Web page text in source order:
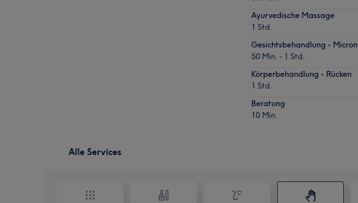
Ayurvedische Massage
1 Std.
Gesichtsbehandlung -
50 Min. - 1 Std.
Körperbehandlung - Rücken
1 Std.
Beratung
10 Min.
Alle Services